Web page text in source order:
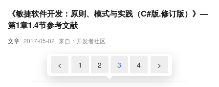
文章 2017-05-02 来自：开发者社区
《敏捷软件开发：原则、模式与实践（C#版.修订版）》—
第1章1.4节参考文献
< 1 2 3 4 >